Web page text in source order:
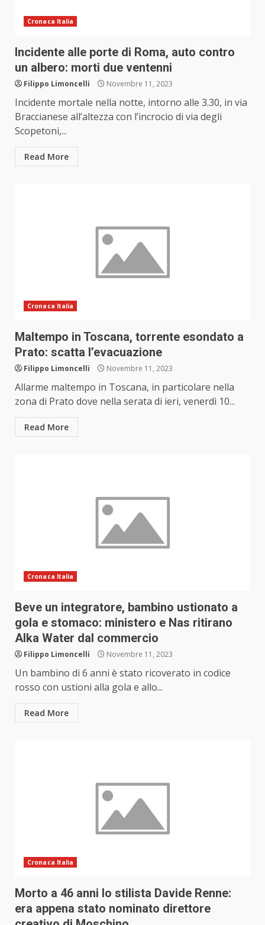
Cronaca Italia
Incidente alle porte di Roma, auto contro
un albero: morti due ventenni
Filippo Limoncelli Novembre 11, 2023
Incidente mortale nella notte, intorno alle 3.30, in via
Braccianese all’altezza con l’incrocio di via degli
Scopetoni,...
Read More
Cronaca Italia
Maltempo in Toscana, torrente esondato a
Prato: scatta l’evacuazione
Filippo Limoncelli Novembre 11, 2023
Allarme maltempo in Toscana, in particolare nella
zona di Prato dove nella serata di ieri, venerdì 10...
Read More
Cronaca Italia
Beve un integratore, bambino ustionato a
gola e stomaco: ministero e Nas ritirano
Alka Water dal commercio
Filippo Limoncelli Novembre 11, 2023
Un bambino di 6 anni è stato ricoverato in codice
rosso con ustioni alla gola e allo...
Read More
Cronaca Italia
Morto a 46 anni lo stilista Davide Renne:
era appena stato nominato direttore